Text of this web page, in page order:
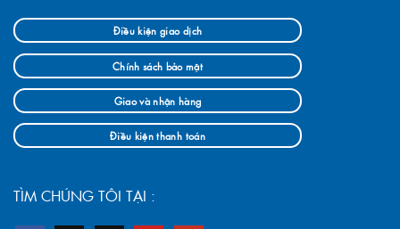
Điều kiện giao dịch
Chính sách bảo mật
Giao và nhận hàng
Điều kiện thanh toán
TÌM CHÚNG TÔI TẠI :